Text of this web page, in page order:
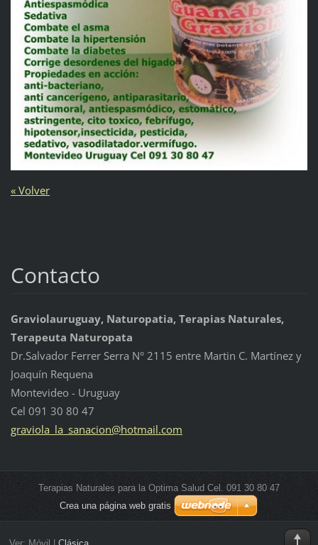
« Volver
Contacto
Graviolauruguay, Naturopatia, Terapias Naturales,
Terapeuta Naturopata
Dr.Salvador Ferrer Serra N° 2115 entre Martin C. Martínez y
Joaquín Requena
Montevideo - Uruguay
Cel 091 30 80 47
graviola _la_sanacion@hotmail.com
Terapias Naturales para la Optima Salud Cel. 091 30 80 47
Crea una página web gratis